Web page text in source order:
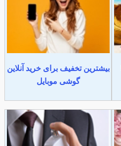
بیشترین تخفیف برای خرید آنلاین
گوشی موبایل